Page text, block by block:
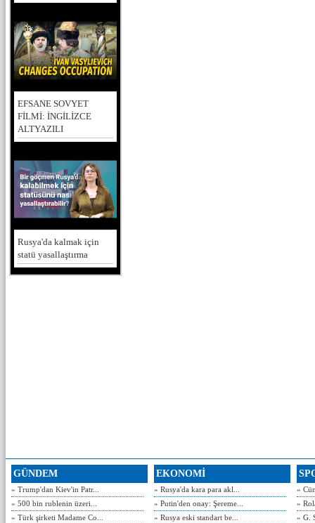
EFSANE SOVYET
FİLMİ: İNGİLİZCE
ALTYAZILI
Rusya'da kalmak için
statü yasallaştırma
GÜNDEM
» Trump'dan Kiev'in Patr...
» 500 bin rublenin üzeri...
» Türk şirketi Madame Co...
EKONOMİ
» Rusya'da kara para akl...
» Putin'den onay: Şereme...
» Rusya eski standart be...
»
»
» G.